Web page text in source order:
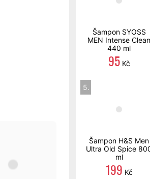
Šampon SYOSS
MEN Intense Clean
440 ml
95Kč
5.
Šampon H&S Men
Ultra Old Spice
ml
199 Kč